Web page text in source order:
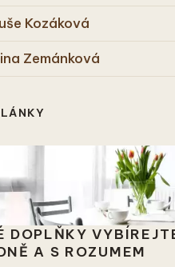
Kozáková
Zemánková
DOPLŇKY
A S ROZUMEM